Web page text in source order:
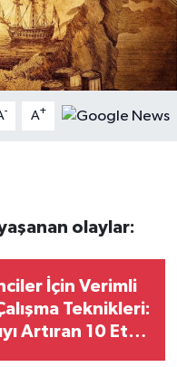
- A+
olaylar:
İçin Verimli
Teknikleri:
Artıran 10 Etkili